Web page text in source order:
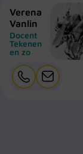
Verena
Vanlin
Docent
Tekenen
en zo